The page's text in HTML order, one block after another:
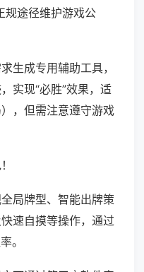
规途径维护游戏公
生成专用辅助工具，
实现“必胜”效果，适
，但需注意遵守游戏
局牌型、智能出牌策
速自摸等操作，通过
。